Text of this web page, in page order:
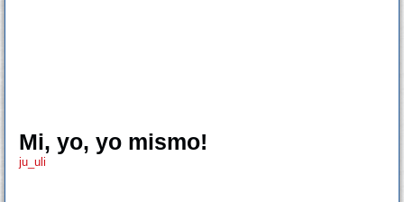
Mi, yo, yo mismo!
ju_uli